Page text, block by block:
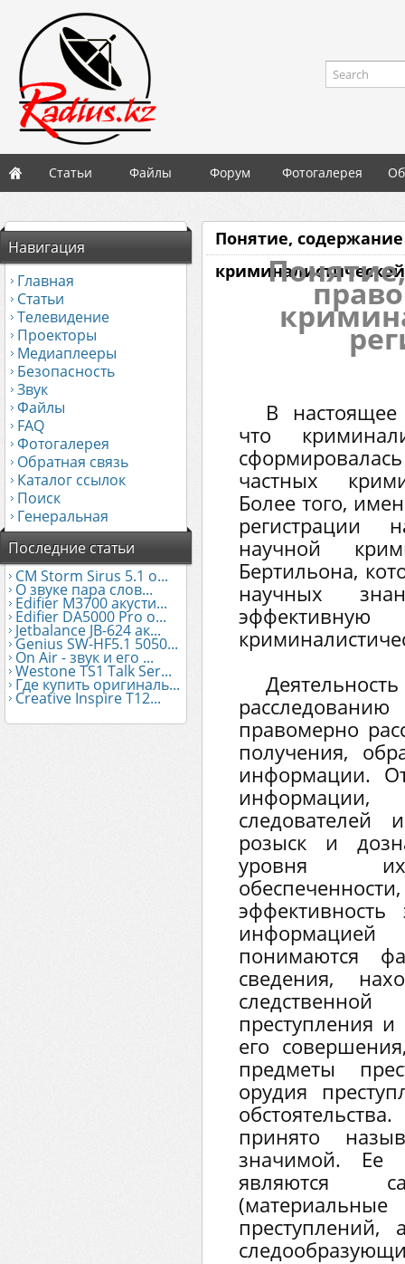
Search
Статьи Файлы Форум Фотогалерея
Навигация
Главная
Статьи
Телевидение
Проекторы
Медиаплееры
Безопасность
Звук
Файлы
FAQ
Фотогалерея
Обратная связь
Каталог ссылок
Поиск
Генеральная
Последние статьи
CM Storm Sirus 5.1 о...
О звуке пара слов...
Edifier М3700 акусти...
Edifier DA5000 Pro о...
Jetbalance JB-624 ак...
Genius SW-HF5.1 5050...
On Air - звук и его ...
Westone TS1 Talk Ser...
Где купить оригиналь...
Creative Inspire T12...
Понятие,
В
что
частных
Более того,
регистрации
научной
Бертильона,
научных
правомерно
получения,
информации.
информации,
следователей
розыск и
уровня их
понимаются
сведения,
преступления
его
предметы
орудия
принято
значимой. Ее
являются
преступлений,